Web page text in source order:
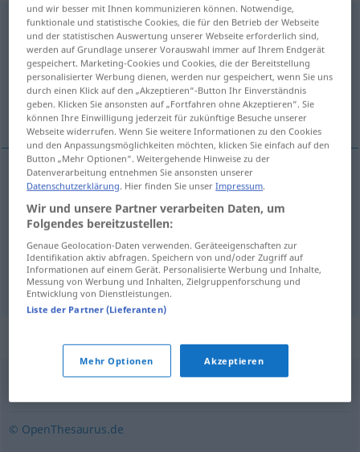
Missgeschickn
Übersicht aller Übersetzungen
(Für mehr Details die Übersetzung anklicken/antippen)
malchance mésaventure
malchancef Missgeschick(≈ Unglück)
mésaventuref Missgeschick (≈ ärgerlicher
Vorfall)
© OpenThesaurus.de
und wir besser mit Ihnen kommunizieren können. Notwendige,
funktionale und statistische Cookies, die für den Betrieb der Webseite
und der statistischen Auswertung unserer Webseite erforderlich sind,
werden auf Grundlage unserer Vorauswahl immer auf Ihrem Endgerät
gespeichert. Marketing-Cookies und Cookies, die der Bereitstellung
personalisierter Werbung dienen, werden nur gespeichert, wenn Sie uns
durch einen Klick auf den „Akzeptieren“-Button Ihr Einverständnis
geben. Klicken Sie ansonsten auf „Fortfahren ohne Akzeptieren“. Sie
können Ihre Einwilligung jederzeit für zukünftige Besuche unserer
Webseite widerrufen. Wenn Sie weitere Informationen zu den Cookies
und den Anpassungsmöglichkeiten möchten, klicken Sie einfach auf den
Button „Mehr Optionen“. Weitergehende Hinweise zu der
Datenverarbeitung entnehmen Sie ansonsten unserer
Datenschutzerklärung. Hier finden Sie unserImpressum.
Wir und unsere Partner verarbeiten Daten, um
Folgendes bereitzustellen:
Genaue Geolocation-Daten verwenden. Geräteeigenschaften zur
Identifikation aktiv abfragen. Speichern von und/oder Zugriff auf
Informationen auf einem Gerät. Personalisierte Werbung und Inhalte,
Messung von Werbung und Inhalten, Zielgruppenforschung und
Entwicklung von Dienstleistungen.
Liste der Partner (Lieferanten)
Mehr Optionen Akzeptieren